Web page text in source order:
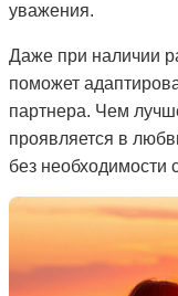
уважения.
Даже при наличии
поможет
партнера. Чем
проявляется в
без необходимости